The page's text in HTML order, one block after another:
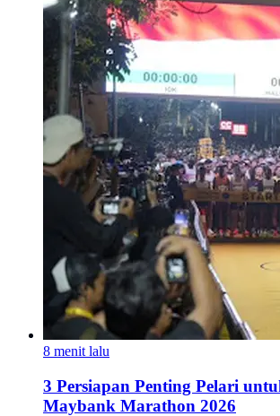
8 menit lalu
3 Persiapan Penting Pelari
Maybank Marathon 2026